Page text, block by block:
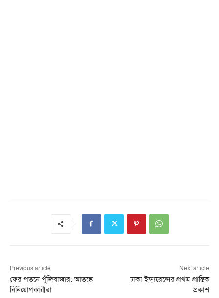
Previous article
ফের পতনে পুঁজিবাজার: আতঙ্কে
বিনিয়োগকারীরা
Next article
ঢাকা ইন্স্যুরেন্সের প্রথম প্রান্তিক
প্রকাশ